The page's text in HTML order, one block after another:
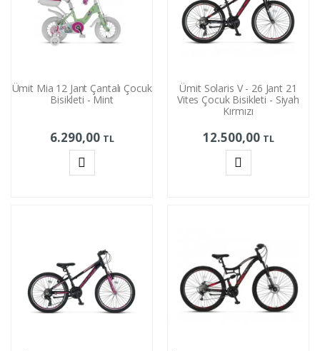
Ümit Mia 12 Jant Çantalı Çocuk
Bisikleti - Mint
6.290,00 TL
Ümit Solaris V - 26 Jant 21
Vites Çocuk Bisikleti - Siyah
Kırmızı
12.500,00 TL